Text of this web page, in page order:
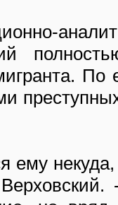
По
ему некуда,